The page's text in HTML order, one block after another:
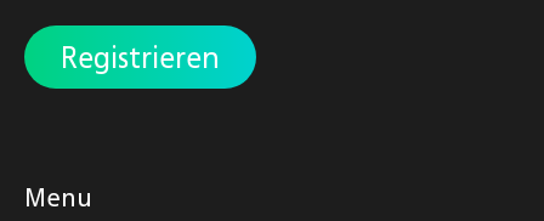
Registrieren
Menu